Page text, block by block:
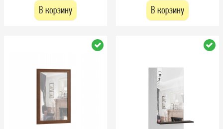
В корзину В корзину